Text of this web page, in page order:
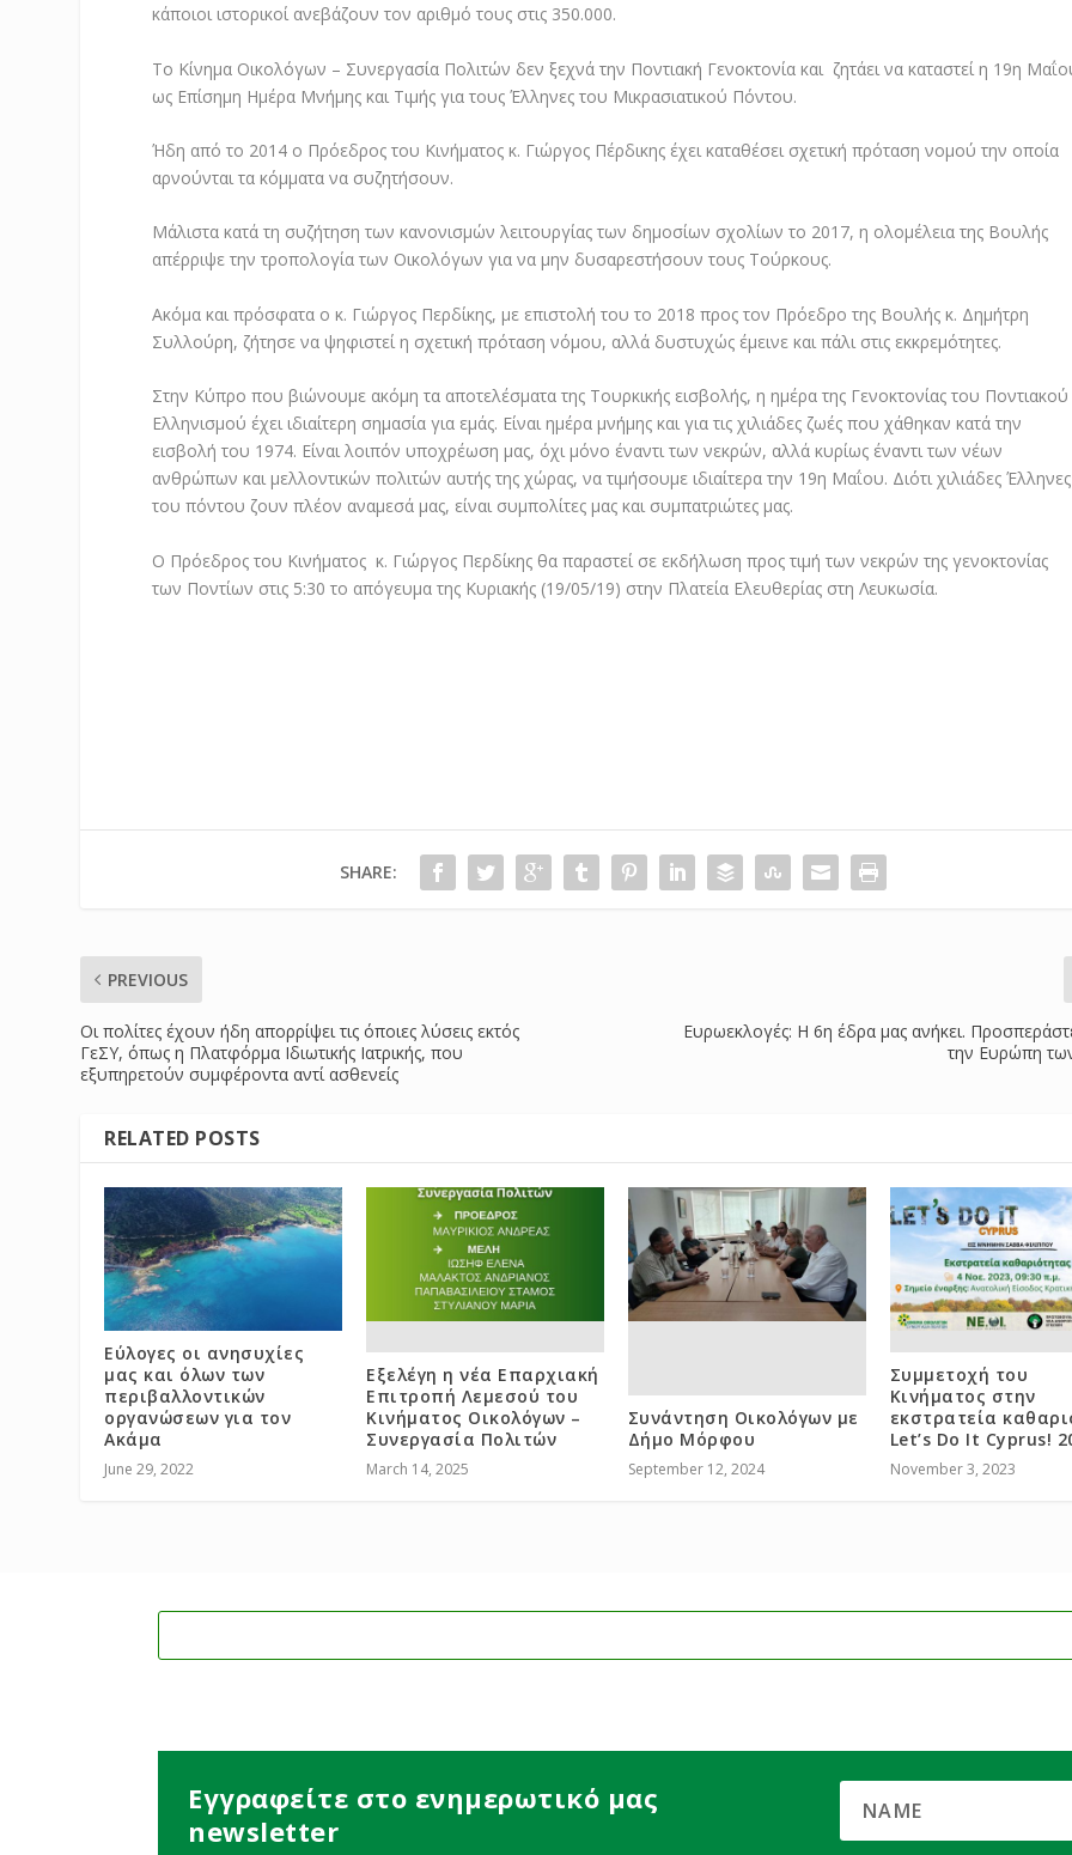
κάποιοι ιστορικοί ανεβάζουν τον αριθμό τους στις 350.000.
Το Κίνημα Οικολόγων – Συνεργασία Πολιτών δεν ξεχνά την Ποντιακή Γενοκτονία και ζητάει να καταστεί η 19η
ως Επίσημη Ημέρα Μνήμης και Τιμής για τους Έλληνες του Μικρασιατικού Πόντου.
Ήδη από το 2014 ο Πρόεδρος του Κινήματος κ. Γιώργος Πέρδικης έχει καταθέσει σχετική πρόταση νομού την οποία
αρνούνται τα κόμματα να συζητήσουν.
Μάλιστα κατά τη συζήτηση των κανονισμών λειτουργίας των δημοσίων σχολίων το 2017, η ολομέλεια της Βουλής
απέρριψε την τροπολογία των Οικολόγων για να μην δυσαρεστήσουν τους Τούρκους.
Ακόμα και πρόσφατα ο κ. Γιώργος Περδίκης, με επιστολή του το 2018 προς τον Πρόεδρο της Βουλής κ. Δημήτρη
Συλλούρη, ζήτησε να ψηφιστεί η σχετική πρόταση νόμου, αλλά δυστυχώς έμεινε και πάλι στις εκκρεμότητες.
Στην Κύπρο που βιώνουμε ακόμη τα αποτελέσματα της Τουρκικής εισβολής, η ημέρα της Γενοκτονίας του Ποντιακού
Ελληνισμού έχει ιδιαίτερη σημασία για εμάς. Είναι ημέρα μνήμης και για τις χιλιάδες ζωές που χάθηκαν κατά την
εισβολή του 1974. Είναι λοιπόν υποχρέωση μας, όχι μόνο έναντι των νεκρών, αλλά κυρίως έναντι των νέων
ανθρώπων και μελλοντικών πολιτών αυτής της χώρας, να τιμήσουμε ιδιαίτερα την 19η Μαΐου. Διότι χιλιάδες Έλληνες
του πόντου ζουν πλέον αναμεσά μας, είναι συμπολίτες μας και συμπατριώτες μας.
Ο Πρόεδρος του Κινήματος κ. Γιώργος Περδίκης θα παραστεί σε εκδήλωση προς τιμή των νεκρών της γενοκτονίας
των Ποντίων στις 5:30 το απόγευμα της Κυριακής (19/05/19) στην Πλατεία Ελευθερίας στη Λευκωσία.
SHARE:
PREVIOUS
Οι πολίτες έχουν ήδη απορρίψει τις όποιες λύσεις εκτός
ΓεΣΥ, όπως η Πλατφόρμα Ιδιωτικής Ιατρικής, που
εξυπηρετούν συμφέροντα αντί ασθενείς
Ευρωεκλογές: Η 6η έδρα μας ανήκει.
την Ευρώπη
RELATED POSTS
Εύλογες οι ανησυχίες
μας και όλων των
περιβαλλοντικών
οργανώσεων για τον
Ακάμα
June 29, 2022
Εξελέγη η νέα Επαρχιακή
Επιτροπή Λεμεσού του
Κινήματος Οικολόγων –
Συνεργασία Πολιτών
March 14, 2025
Συνάντηση Οικολόγων με
Δήμο Μόρφου
September 12, 2024
Συμμετοχή του
Κινήματος στην
εκστρατεία
Let’s Do It Cyprus!
November 3, 2023
Εγγραφείτε στο ενημερωτικό μας
newsletter